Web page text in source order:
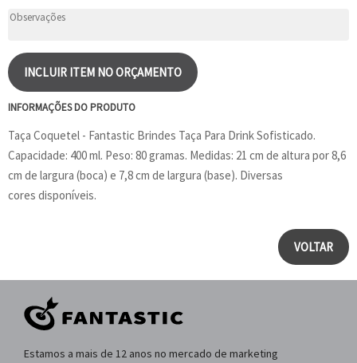
INCLUIR ITEM NO ORÇAMENTO
INFORMAÇÕES DO PRODUTO
Taça Coquetel - Fantastic Brindes Taça Para Drink Sofisticado.
Capacidade: 400 ml. Peso: 80 gramas. Medidas: 21 cm de altura por 8,6
cm de largura (boca) e 7,8 cm de largura (base). Diversas
cores disponíveis.
VOLTAR
Estamos a mais de 12 anos no mercado de marketing